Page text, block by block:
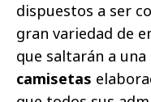
dispuestos a ser
gran variedad de
que saltarán a una
camisetas